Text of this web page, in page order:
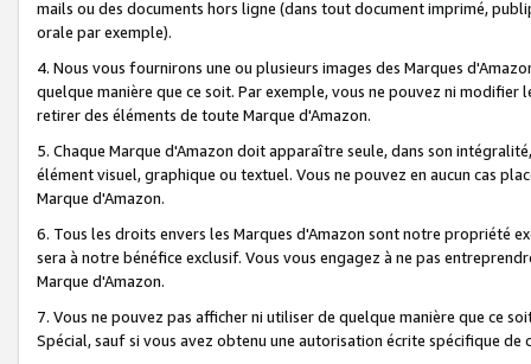
mails ou des documents hors ligne (dans tout document imprimé,
orale par exemple).
4. Nous vous fournirons une ou plusieurs images des Marques
quelque manière que ce soit. Par exemple, vous ne pouvez ni
retirer des éléments de toute Marque d'Amazon.
5. Chaque Marque d'Amazon doit apparaître seule, dans son
élément visuel, graphique ou textuel. Vous ne pouvez en aucun cas
Marque d'Amazon.
6. Tous les droits envers les Marques d'Amazon sont notre propriété
sera à notre bénéfice exclusif. Vous vous engagez à ne pas
Marque d'Amazon.
7. Vous ne pouvez pas afficher ni utiliser de quelque manière que ce
Spécial, sauf si vous avez obtenu une autorisation écrite spécifique de